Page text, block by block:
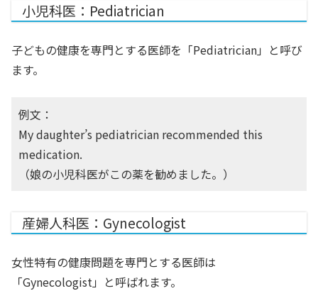
小児科医：Pediatrician
子どもの健康を専門とする医師を「Pediatrician」と呼び
ます。
例文：
My daughter’s pediatrician recommended this
medication.
（娘の小児科医がこの薬を勧めました。）
産婦人科医：Gynecologist
女性特有の健康問題を専門とする医師は
「Gynecologist」と呼ばれます。